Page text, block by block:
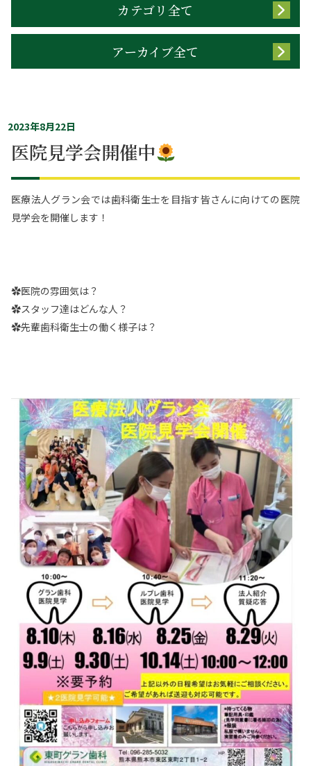
カテゴリ全て
アーカイブ全て
2023年8月22日
医院見学会開催中
医療法人グラン会では歯科衛生士を目指す皆さんに向けての医院
見学会を開催します！
✿医院の雰囲気は？
✿スタッフ達はどんな人？
✿先輩歯科衛生士の働く様子は？